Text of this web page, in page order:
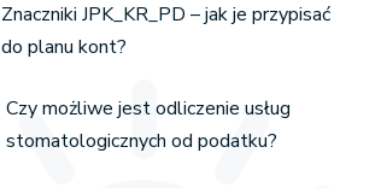
Znaczniki JPK_KR_PD – jak je przypisać
do planu kont?
Czy możliwe jest odliczenie usług
stomatologicznych od podatku?